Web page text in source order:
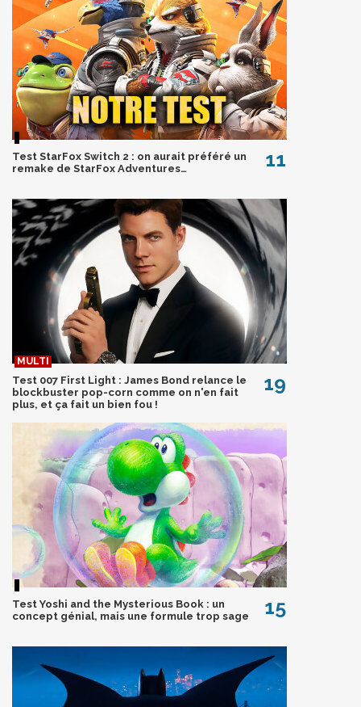
11
Test StarFox Switch 2 : on aurait préféré un
remake de StarFox Adventures…
19
Test 007 First Light : James Bond relance le
blockbuster pop-corn comme on n'en fait
plus, et ça fait un bien fou !
15
Test Yoshi and the Mysterious Book : un
concept génial, mais une formule trop sage